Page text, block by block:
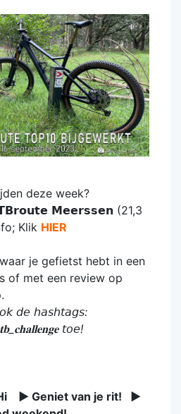
deze week?
𝗠𝗲𝗲𝗿𝘀𝘀𝗲𝗻 (21,3
Klik HIER
je gefietst hebt in een
of met een review op
𝘥𝘦 𝘩𝘢𝘴𝘩𝘵𝘢𝘨𝘴:
𝘵𝘰𝘦!
► Geniet van je rit! ►